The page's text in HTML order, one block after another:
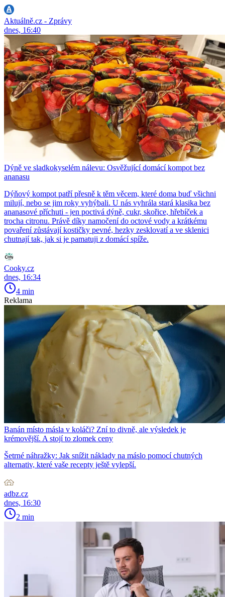
Aktuálně.cz - Zprávy
dnes, 16:40
Dýně ve sladkokyselém nálevu: Osvěžující domácí kompot bez
ananasu
Dýňový kompot patří přesně k těm věcem, které doma buď všichni
milují, nebo se jim roky vyhýbali. U nás vyhrála stará klasika bez
ananasové příchuti - jen poctivá dýně, cukr, skořice, hřebíček a
trocha citronu. Právě díky namočení do octové vody a krátkému
povaření zůstávají kostičky pevné, hezky zesklovatí a ve sklenici
chutnají tak, jak si je pamatuji z domácí spíže.
Cooky.cz
dnes, 16:34
4 min
Reklama
Banán místo másla v koláči? Zní to divně, ale výsledek je
krémovější. A stojí to zlomek ceny
Šetrné náhražky: Jak snížit náklady na máslo pomocí chutných
alternativ, které vaše recepty ještě vylepší.
adbz.cz
dnes, 16:30
2 min